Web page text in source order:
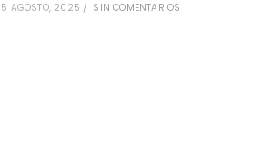
5 AGOSTO, 2025 / SIN COMENTARIOS